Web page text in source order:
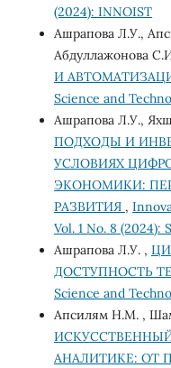
(2024): INNOIST
Ашрапова Л.У.,
Абдуллажонова
И
Science and
Ашрапова Л.У.,
ПОДХОДЫ И
УСЛОВИЯХ
ЭКОНОМИКИ:
РАЗВИТИЯ ,
Vol. 1 No. 8 (2024):
Ашрапова Л.У. ,
ДОСТУПНОСТЬ
Science and
Апсилям Н.М. ,
АНАЛИТИКЕ: ОТ